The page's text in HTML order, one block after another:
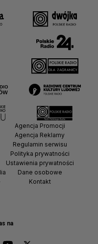
na
Agencja Promocji
Agencja Reklamy
Regulamin serwisu
Polityka prywatności
Ustawienia prywatności
Dane osobowe
Kontakt